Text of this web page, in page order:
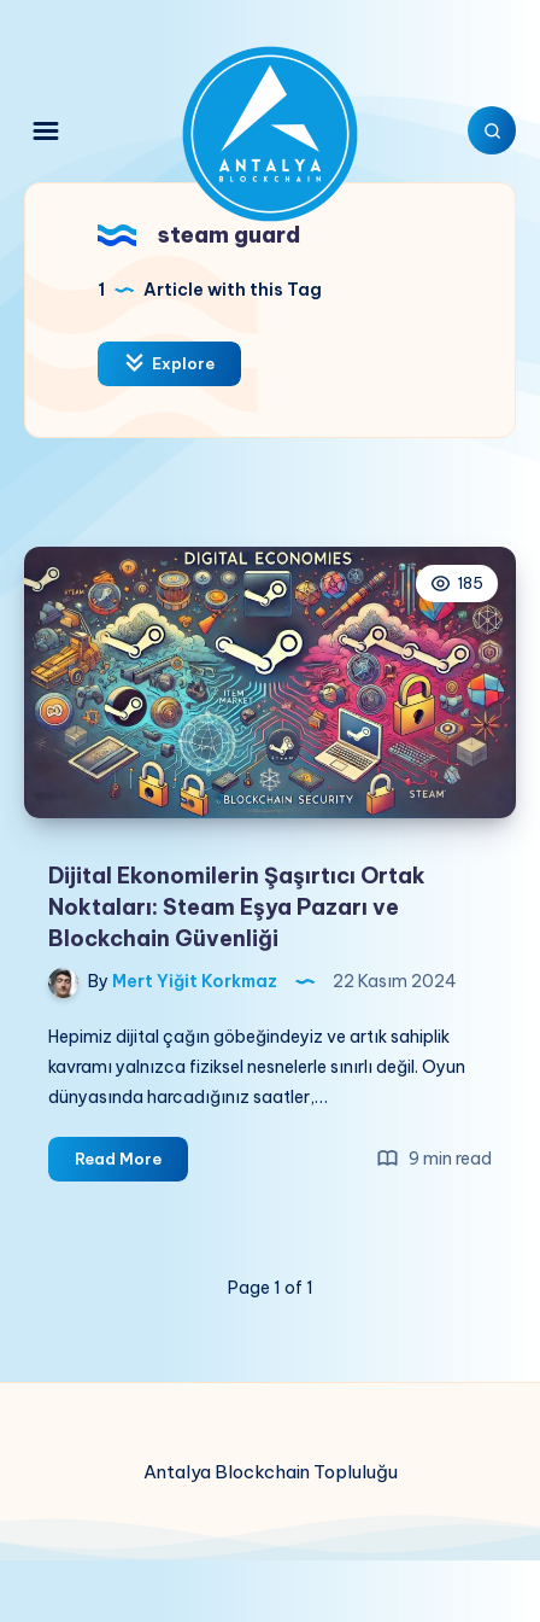
steam guard
1 Article with this Tag
Explore
185
Dijital Ekonomilerin Şaşırtıcı Ortak
Noktaları: Steam Eşya Pazarı ve
Blockchain Güvenliği
By Mert Yiğit Korkmaz 22 Kasım 2024
Hepimiz dijital çağın göbeğindeyiz ve artık sahiplik
kavramı yalnızca fiziksel nesnelerle sınırlı değil. Oyun
dünyasında harcadığınız saatler,…
Read MoreDijital
Ekonomilerin
ve
9 min read
Page 1 of 1
Antalya Blockchain Topluluğu